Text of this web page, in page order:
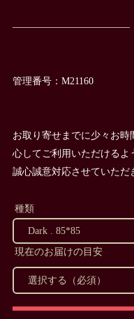
————————————
管理番号：M21160
お取り寄せまでに少々お
心してご利用いただけるよ
誠心誠意対応させていた
種類
現在のお届けの目安